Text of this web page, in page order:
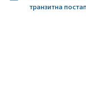
транзитна